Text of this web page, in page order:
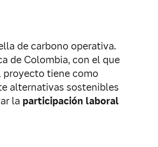
de carbono operativa.
de Colombia, con el que
proyecto tiene como
alternativas sostenibles
la participación laboral